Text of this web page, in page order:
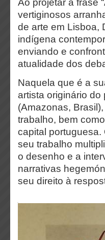
Ao projetar a frase
vertiginosos
de arte em Lisboa,
indígena
enviando e
atualidade dos
Naquela que é a
artista originário
(Amazonas,
trabalho, bem
capital
seu trabalho
o desenho e a
narrativas
seu direito à